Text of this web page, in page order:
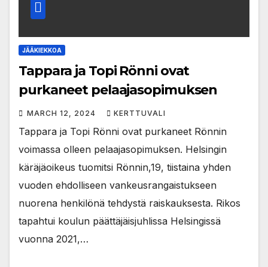
JÄÄKIEKKOA
Tappara ja Topi Rönni ovat
purkaneet pelaajasopimuksen
MARCH 12, 2024 KERTTUVALI
Tappara ja Topi Rönni ovat purkaneet Rönnin
voimassa olleen pelaajasopimuksen. Helsingin
käräjäoikeus tuomitsi Rönnin,19, tiistaina yhden
vuoden ehdolliseen vankeusrangaistukseen
nuorena henkilönä tehdystä raiskauksesta. Rikos
tapahtui koulun päättäjäisjuhlissa Helsingissä
vuonna 2021,…